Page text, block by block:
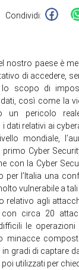
Condividi:
nostro paese è
di accedere,
scopo di
così come la
un pericolo
dati relativi ai
mondiale,
Cyber
con la Cyber
per l’Italia una
vulnerabile a
relativo agli
circa 20
le
minacce
gradi di captare
utilizzati per